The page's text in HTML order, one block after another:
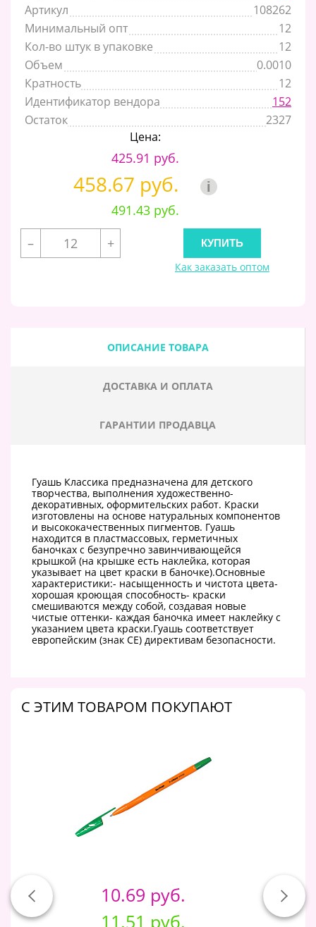
Артикул
108262
Минимальный опт
12
Кол-во штук в упаковке
12
Объем
0.0010
Кратность
12
Идентификатор вендора
152
Остаток
2327
Цена:
425.91 руб.
458.67 руб. i
491.43 руб.
–
+
Как заказать оптом
ОПИСАНИЕ ТОВАРА
ДОСТАВКА И ОПЛАТА
ГАРАНТИИ ПРОДАВЦА
Гуашь Классика предназначена для детского
творчества, выполнения художественно-
декоративных, оформительских работ. Краски
изготовлены на основе натуральных компонентов
и высококачественных пигментов. Гуашь
находится в пластмассовых, герметичных
баночках с безупречно завинчивающейся
крышкой (на крышке есть наклейка, которая
указывает на цвет краски в баночке).Основные
характеристики:- насыщенность и чистота цвета-
хорошая кроющая способность- краски
смешиваются между собой, создавая новые
чистые оттенки- каждая баночка имеет наклейку с
указанием цвета краски.Гуашь соответствует
европейским (знак СЕ) директивам безопасности.
C ЭТИМ ТОВАРОМ ПОКУПАЮТ
10.69 руб.
11.51 руб.